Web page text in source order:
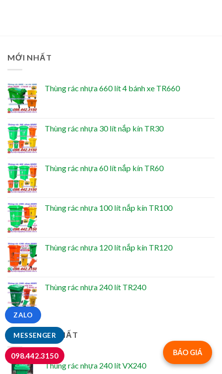
MỚI NHẤT
Thùng rác nhựa 660 lít 4 bánh xe TR660
Thùng rác nhựa 30 lít nắp kín TR30
Thùng rác nhựa 60 lít nắp kín TR60
Thùng rác nhựa 100 lít nắp kín TR100
Thùng rác nhựa 120 lít nắp kín TR120
Thùng rác nhựa 240 lít TR240
BÁN CHẠY NHẤT
Thùng rác nhựa 240 lít VX240
BÁO GIÁ
MESSENGER
ZALO
098.442.3150